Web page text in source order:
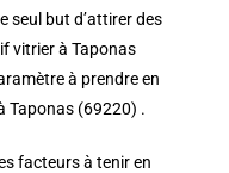
seul but d’attirer des
vitrier à Taponas
à prendre en
Taponas (69220) .
facteurs à tenir en